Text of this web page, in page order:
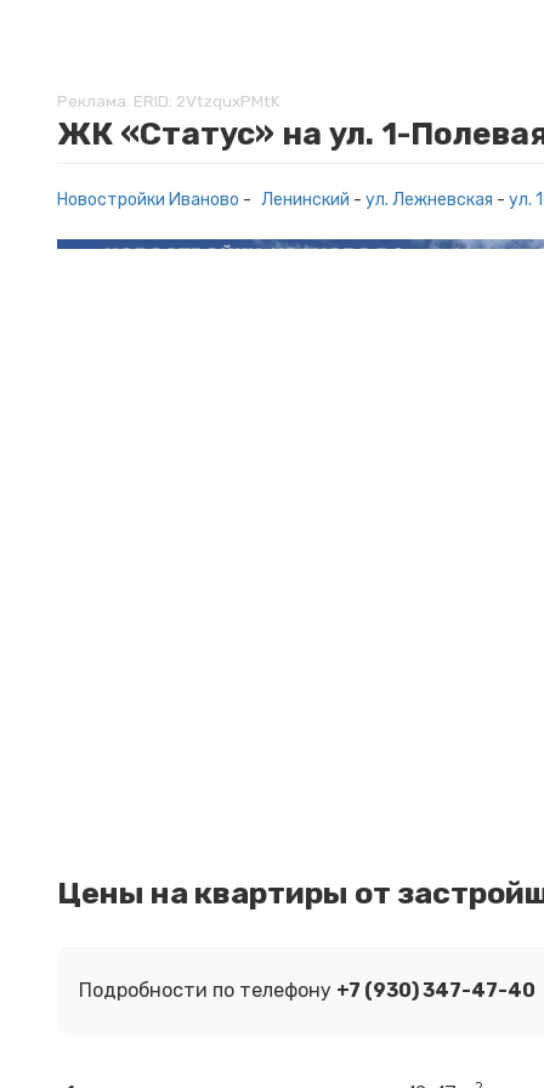
Реклама. ERID: 2VtzquxPMtK
ЖК «Статус» на ул. 1-
Новостройки Иваново - Ленинский - ул. Лежневская - ул.
Цены на квартиры от
Подробности по телефону +7 (930) 347-47-40